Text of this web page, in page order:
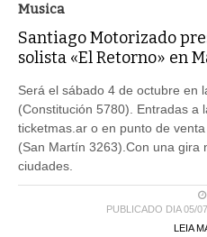
Musica
Santiago Motorizado
solista «El Retorno» en
Será el sábado 4 de octubre en
(Constitución 5780). Entradas a
ticketmas.ar o en punto de
(San Martín 3263).Con una gira
ciudades.
PUBLICADO DIA 05/
LEIA